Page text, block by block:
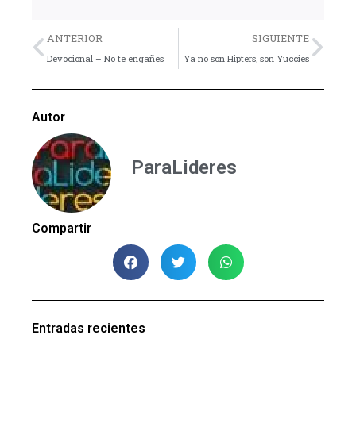
Previo
ANTERIOR
Devocional – No te engañes
SIGUIENTE
Ya no son Hipters, son Yuccies
Autor
ParaLideres
Compartir
Entradas recientes